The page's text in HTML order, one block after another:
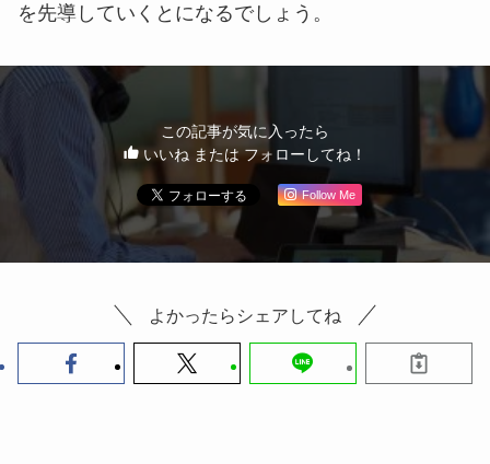
デジタル変革は、生産性をたかめるばかりではな
す。
これからはデジタル変革により生産性向上の取組
みが本格化してくるでしょう。特に日本において労
働力人口が減少することを避けることはできませ
ん。これからは、積極的にデジタル変革による生産
性向上に積極的に取り組む企業・個人こそが、時代